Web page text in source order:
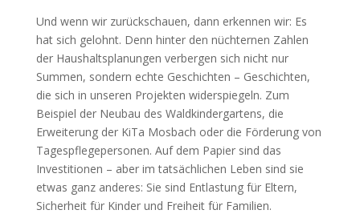
Und wenn wir zurückschauen, dann erkennen wir: Es
hat sich gelohnt. Denn hinter den nüchternen Zahlen
der Haushaltsplanungen verbergen sich nicht nur
Summen, sondern echte Geschichten – Geschichten,
die sich in unseren Projekten widerspiegeln. Zum
Beispiel der Neubau des Waldkindergartens, die
Erweiterung der KiTa Mosbach oder die Förderung von
Tagespflegepersonen. Auf dem Papier sind das
Investitionen – aber im tatsächlichen Leben sind sie
etwas ganz anderes: Sie sind Entlastung für Eltern,
Sicherheit für Kinder und Freiheit für Familien.